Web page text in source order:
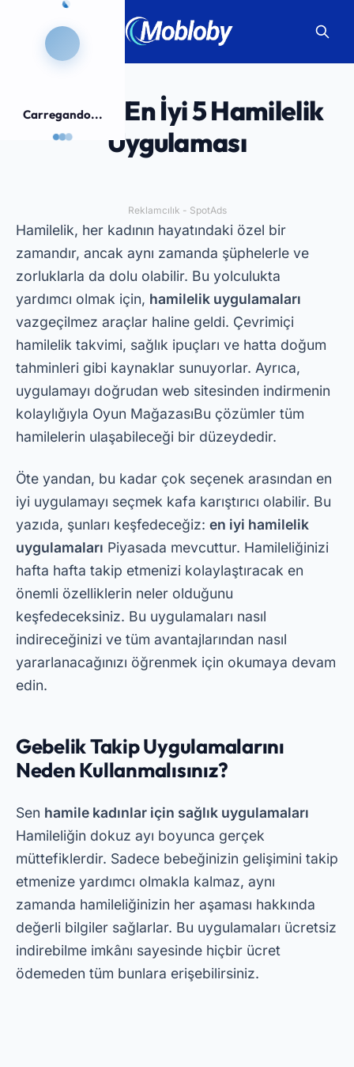
Carregando...
2025'in En İyi 5 Hamilelik
Uygulaması
Reklamcılık - SpotAds
Hamilelik, her kadının hayatındaki özel bir
zamandır, ancak aynı zamanda şüphelerle ve
zorluklarla da dolu olabilir. Bu yolculukta
yardımcı olmak için, hamilelik uygulamaları
vazgeçilmez araçlar haline geldi. Çevrimiçi
hamilelik takvimi, sağlık ipuçları ve hatta doğum
tahminleri gibi kaynaklar sunuyorlar. Ayrıca,
uygulamayı doğrudan web sitesinden indirmenin
kolaylığıyla Oyun MağazasıBu çözümler tüm
hamilelerin ulaşabileceği bir düzeydedir.
Öte yandan, bu kadar çok seçenek arasından en
iyi uygulamayı seçmek kafa karıştırıcı olabilir. Bu
yazıda, şunları keşfedeceğiz: en iyi hamilelik
uygulamaları Piyasada mevcuttur. Hamileliğinizi
hafta hafta takip etmenizi kolaylaştıracak en
önemli özelliklerin neler olduğunu
keşfedeceksiniz. Bu uygulamaları nasıl
indireceğinizi ve tüm avantajlarından nasıl
yararlanacağınızı öğrenmek için okumaya devam
edin.
Gebelik Takip Uygulamalarını
Neden Kullanmalısınız?
Sen hamile kadınlar için sağlık uygulamaları
Hamileliğin dokuz ayı boyunca gerçek
müttefiklerdir. Sadece bebeğinizin gelişimini takip
etmenize yardımcı olmakla kalmaz, aynı
zamanda hamileliğinizin her aşaması hakkında
değerli bilgiler sağlarlar. Bu uygulamaları ücretsiz
indirebilme imkânı sayesinde hiçbir ücret
ödemeden tüm bunlara erişebilirsiniz.